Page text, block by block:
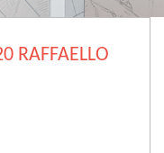
RAFFAELLO